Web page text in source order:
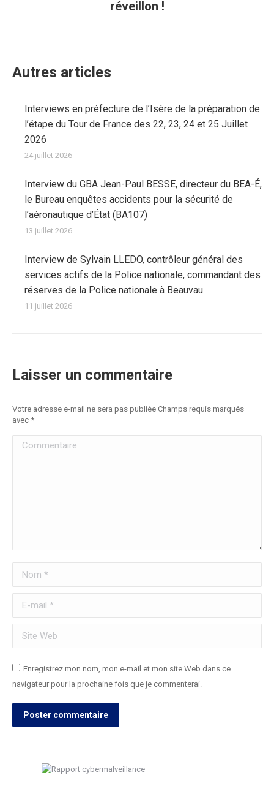
réveillon !
Autres articles
Interviews en préfecture de l’Isère de la préparation de
l’étape du Tour de France des 22, 23, 24 et 25 Juillet
2026
24 juillet 2026
Interview du GBA Jean-Paul BESSE, directeur du BEA-É,
le Bureau enquêtes accidents pour la sécurité de
l’aéronautique d’État (BA107)
13 juillet 2026
Interview de Sylvain LLEDO, contrôleur général des
services actifs de la Police nationale, commandant des
réserves de la Police nationale à Beauvau
11 juillet 2026
Laisser un commentaire
Votre adresse e-mail ne sera pas publiée Champs requis marqués
avec *
Commentaire
Nom *
E-mail *
Site Web
Enregistrez mon nom, mon e-mail et mon site Web dans ce
navigateur pour la prochaine fois que je commenterai.
Poster commentaire